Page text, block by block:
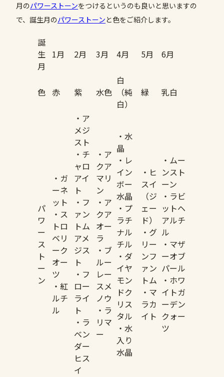
月のパワーストーンをつけるというのも良いと思いますの
で、誕生月のパワーストーンと色をご紹介します。
誕
生
月
1月 2月 3月 4月 5月 6月
色 赤 紫 水色
白
（純
白）
緑 乳白
パ
ワ
ー
ス
ト
ー
ン
・ガ
ーネ
ット
・ス
トロ
ベリ
ーク
オー
ツ
・紅
ルチ
ル
・ア
メジ
スト
・チ
ャロ
アイ
ト
・フ
ァン
トム
アメ
ジス
ト
・フ
ロー
ライ
ト
・ラ
ベン
ダー
ヒス
イ
・ア
クア
マリ
ン
・ア
クア
オー
ラ
・ブ
ルー
レー
スメ
ノウ
・ラ
リマ
ー
・水
晶
・レ
イン
ボー
水晶
・プ
ラチ
ナル
チル
・ダ
イヤ
モン
ドク
リス
タル
・水
入り
水晶
・ヒ
スイ
（ジ
ェー
ド）
・グ
リー
ンフ
ァン
トム
・マ
ラカ
イト
・ムー
ンスト
ーン
・ラビ
ットヘ
アルチ
ル
・マザ
ーオブ
パール
・ホワ
イトガ
ーデン
クォー
ツ